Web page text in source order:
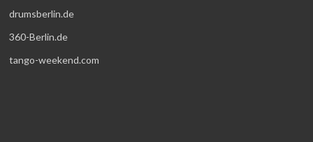
drumsberlin.de
360-Berlin.de
tango-weekend.com